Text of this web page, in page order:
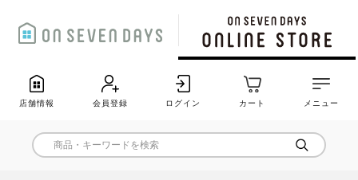
店舗情報 会員登録 ログイン カート メニュー